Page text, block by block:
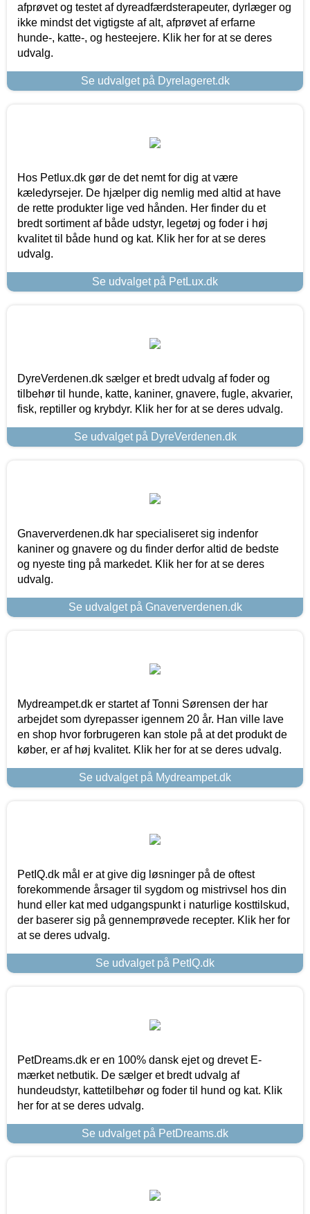
afprøvet og testet af dyreadfærdsterapeuter, dyrlæger og
ikke mindst det vigtigste af alt, afprøvet af erfarne
hunde-, katte-, og hesteejere. Klik her for at se deres
udvalg.
Se udvalget på Dyrelageret.dk
Hos Petlux.dk gør de det nemt for dig at være
kæledyrsejer. De hjælper dig nemlig med altid at have
de rette produkter lige ved hånden. Her finder du et
bredt sortiment af både udstyr, legetøj og foder i høj
kvalitet til både hund og kat. Klik her for at se deres
udvalg.
Se udvalget på PetLux.dk
DyreVerdenen.dk sælger et bredt udvalg af foder og
tilbehør til hunde, katte, kaniner, gnavere, fugle, akvarier,
fisk, reptiller og krybdyr. Klik her for at se deres udvalg.
Se udvalget på DyreVerdenen.dk
Gnaververdenen.dk har specialiseret sig indenfor
kaniner og gnavere og du finder derfor altid de bedste
og nyeste ting på markedet. Klik her for at se deres
udvalg.
Se udvalget på Gnaververdenen.dk
Mydreampet.dk er startet af Tonni Sørensen der har
arbejdet som dyrepasser igennem 20 år. Han ville lave
en shop hvor forbrugeren kan stole på at det produkt de
køber, er af høj kvalitet. Klik her for at se deres udvalg.
Se udvalget på Mydreampet.dk
PetIQ.dk mål er at give dig løsninger på de oftest
forekommende årsager til sygdom og mistrivsel hos din
hund eller kat med udgangspunkt i naturlige kosttilskud,
der baserer sig på gennemprøvede recepter. Klik her for
at se deres udvalg.
Se udvalget på PetIQ.dk
PetDreams.dk er en 100% dansk ejet og drevet E-
mærket netbutik. De sælger et bredt udvalg af
hundeudstyr, kattetilbehør og foder til hund og kat. Klik
her for at se deres udvalg.
Se udvalget på PetDreams.dk